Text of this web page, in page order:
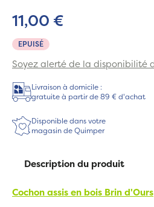
EPUISÉ
11,00 €
Soyez alerté de la disponibilité
Livraison à domicile :
gratuite à partir de 89 € d'achat
Disponible dans votre
magasin de Quimper
Description du produit
Cochon assis en bois Brin d'Ours